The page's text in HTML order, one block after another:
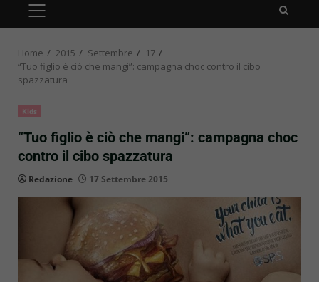
PRIMARY
MENU
Home 2015 Settembre
17
“Tuo figlio è ciò che mangi”: campagna choc contro il cibo
spazzatura
Kids
“Tuo figlio è ciò che mangi”: campagna choc
contro il cibo spazzatura
Redazione 17 Settembre 2015